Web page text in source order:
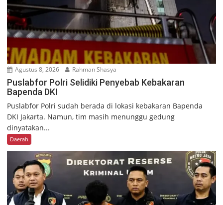
Agustus 8, 2026 Rahman Shasya
Puslabfor Polri Selidiki Penyebab Kebakaran
Bapenda DKI
Puslabfor Polri sudah berada di lokasi kebakaran Bapenda
DKI Jakarta. Namun, tim masih menunggu gedung
dinyatakan...
Daerah